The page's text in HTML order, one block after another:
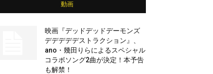
動画
映画『デッドデッドデーモンズ
デデデデデストラクション』、
ano・幾田りらによるスペシャル
コラボソング2曲が決定！本予告
も解禁！